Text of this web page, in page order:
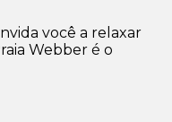
você a relaxar
Webber é o